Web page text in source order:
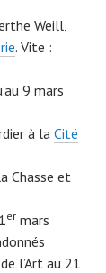
Weill,
. Vite :
9 mars
à la Cité
Chasse et
er mars
l’Art au 21